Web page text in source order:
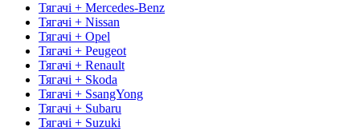
Тягачі + Mercedes-Benz
Тягачі + Nissan
Тягачі + Opel
Тягачі + Peugeot
Тягачі + Renault
Тягачі + Skoda
Тягачі + SsangYong
Тягачі + Subaru
Тягачі + Suzuki